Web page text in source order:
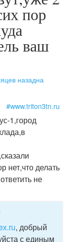
пор
ваш
назадна
#www.triton3tn.ru
1,город
нет,что делать
не
, добрый
с единым